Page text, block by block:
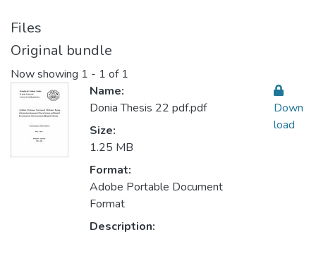
Files
Original bundle
Now showing 1 - 1 of 1
Name:
Donia Thesis 22 pdf.pdf
Size:
1.25 MB
Format:
Adobe Portable Document
Format
Description:
Down
load